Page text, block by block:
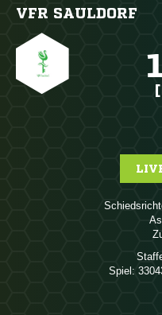
VFR SAULDORF
Spiel: